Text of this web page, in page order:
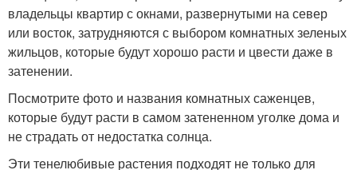
владельцы квартир с окнами, развернутыми на север
или восток, затрудняются с выбором комнатных зеленых
жильцов, которые будут хорошо расти и цвести даже в
затенении.
Посмотрите фото и названия комнатных саженцев,
которые будут расти в самом затененном уголке дома и
не страдать от недостатка солнца.
Эти тенелюбивые растения подходят не только для